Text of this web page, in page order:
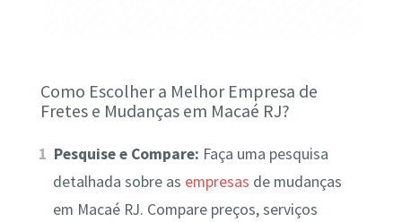
Como Escolher a Melhor Empresa de
Fretes e Mudanças em Macaé RJ?
Pesquise e Compare: Faça uma pesquisa
detalhada sobre as empresas de mudanças
em Macaé RJ. Compare preços, serviços